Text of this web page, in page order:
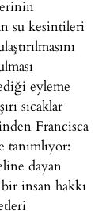
su kesintileri
eyleme
sıcaklar
Francisca
dayan
insan hakkı